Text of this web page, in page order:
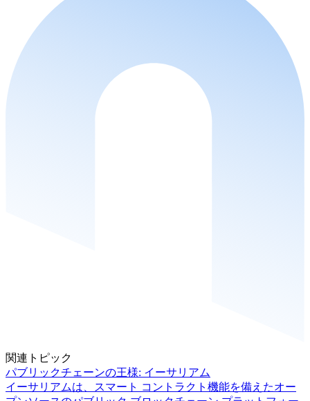
関連トピック
パブリックチェーンの王様: イーサリアム
イーサリアムは、スマート コントラクト機能を備えたオー